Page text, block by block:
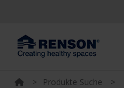
> Produkte Suche >